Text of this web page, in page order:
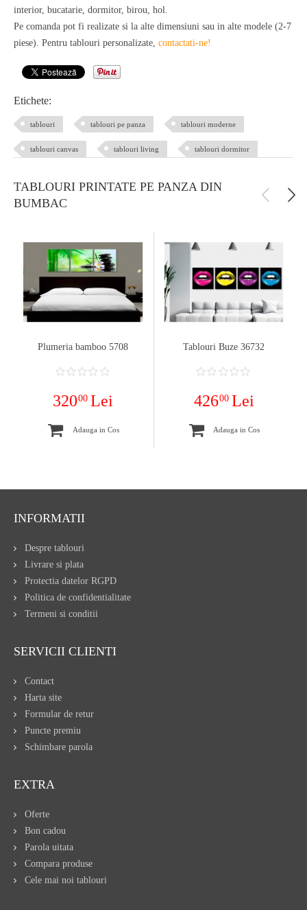
interior, bucatarie, dormitor, birou, hol.
Pe comanda pot fi realizate si la alte dimensiuni sau in alte modele (2-7
piese). Pentru tablouri personalizate, contactati-ne!
Etichete:
tablouri tablouri pe panza tablouri moderne
tablouri canvas tablouri living tablouri dormitor
TABLOURI PRINTATE PE PANZA DIN
BUMBAC
Plumeria bamboo 5708
32000Lei
Adauga in Cos
Tablouri Buze 36732
42600 Lei
Adauga in Cos
INFORMATII
Despre tablouri
Livrare si plata
Protectia datelor RGPD
Politica de confidentialitate
Termeni si conditii
SERVICII CLIENTI
Contact
Harta site
Formular de retur
Puncte premiu
Schimbare parola
EXTRA
Oferte
Bon cadou
Parola uitata
Compara produse
Cele mai noi tablouri